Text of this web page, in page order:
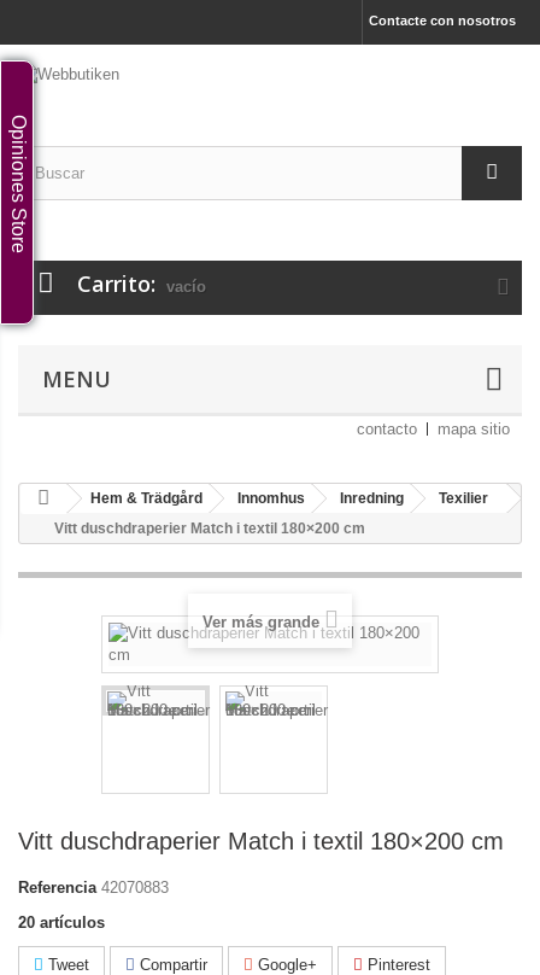
Contacte con nosotros
Carrito: vacío
MENU
contacto mapa sitio
Hem & Trädgård Innomhus Inredning
Texilier
Vitt duschdraperier Match i textil 180×200 cm
Ver más grande
Vitt duschdraperier Match i textil 180×200 cm
Referencia 42070883
20 artículos
Tweet Compartir Google+ Pinterest
Opiniones Store